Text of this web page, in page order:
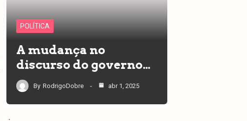
POLÍTICA
A mudança no
discurso do governo…
By RodrigoDobre abr 1, 2025